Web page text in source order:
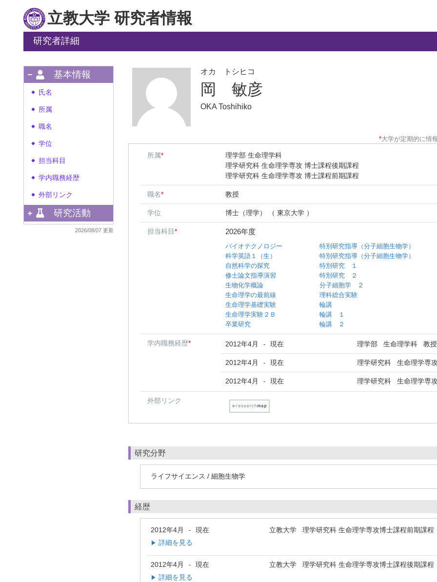
立教大学 研究者情報
研究者詳細
基本情報
◆ 氏名
◆ 所属
◆ 職名
◆ 学位
◆ 担当科目
◆ 学内職務経歴
◆ 外部リンク
研究活動
2026/08/07 更新
オカ トシヒコ
岡 敏彦
OKA Toshihiko
*大学が定期的に情
所属*
理学部 生命理学科
理学研究科 生命理学専攻 博士課程後期課程
理学研究科 生命理学専攻 博士課程前期課程
職名* 教授
学位 博士（理学） （ 東京大学 ）
担当科目* 2026年度
バイオテクノロジー
科学英語１（生）
自然科学の探究
修士論文指導演習
生物化学概論
生命理学の最前線
生命理学基礎実験
生命理学実験２Ｂ
卒業研究
特別研究指導（分子細胞生物学）
特別研究指導（分子細胞生物学）
特別研究 １
特別研究 ２
分子細胞学 ２
理科総合実験
輪講
輪講 １
輪講 ２
学内職務経歴* 2012年4月 - 現在 理学部 生命理学科 教授
2012年4月 - 現在 理学研究科 生命理学専
2012年4月 - 現在 理学研究科 生命理学専
外部リンク
研究分野
ライフサイエンス / 細胞生物学
経歴
2012年4月 - 現在 立教大学 理学研究科 生命理学専攻博士課程前期課
▶ 詳細を見る
2012年4月 - 現在 立教大学 理学研究科 生命理学専攻博士課程後期課
▶ 詳細を見る